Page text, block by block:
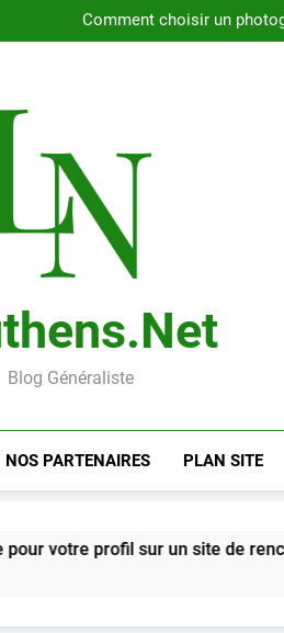
Comment choisir un
Blog Généraliste
NOS PARTENAIRES PLAN SITE
profil sur un site de rencontre ?